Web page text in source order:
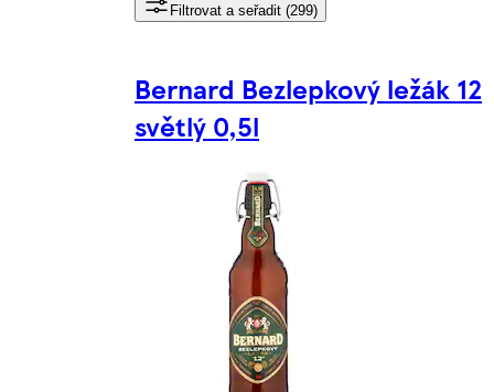
Filtrovat a seřadit (299)
Bernard Bezlepkový ležák 12
světlý 0,5l